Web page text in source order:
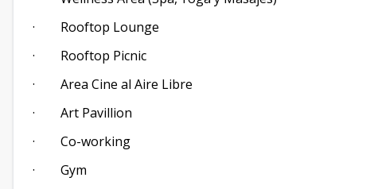
· Rooftop Lounge
· Rooftop Picnic
· Area Cine al Aire Libre
· Art Pavillion
· Co-working
· Gym